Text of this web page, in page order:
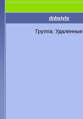
dnbstyle
Группа: Удаленные